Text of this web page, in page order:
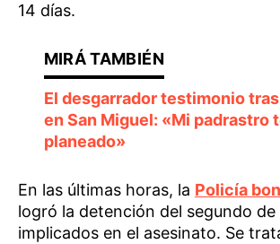
14 días.
El desgarrador testimonio
en San Miguel: «Mi padrastro
planeado»
En las últimas horas, la Policía
logró la detención del segundo
implicados en el asesinato. Se